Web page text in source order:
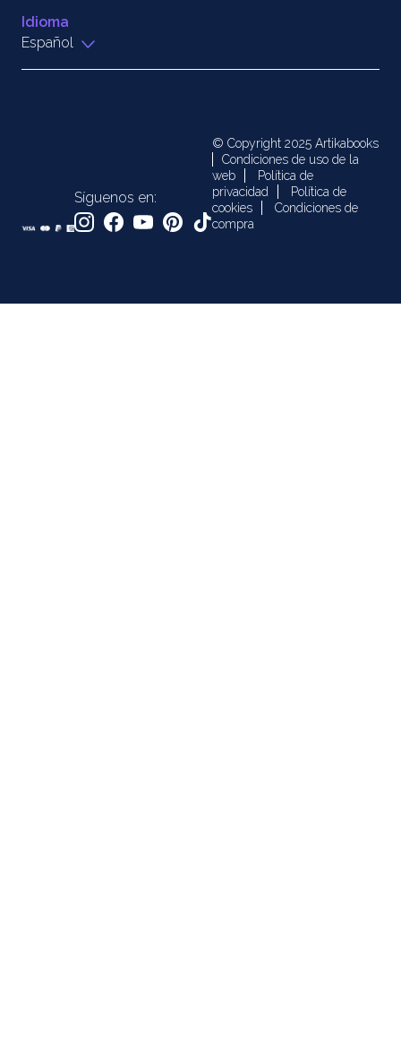
Idioma
Español
Síguenos en:
© Copyright 2025 Artikabooks
Condiciones de uso de la
web
Política de
privacidad
Política de
cookies
Condiciones de
compra